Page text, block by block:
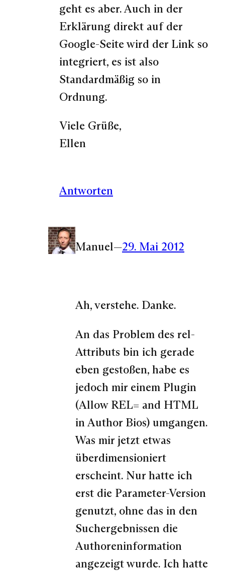
geht es aber. Auch in der
Erklärung direkt auf der
Google-Seite wird der Link so
integriert, es ist also
Standardmäßig so in
Ordnung.
Viele Grüße,
Ellen
Antworten
Manuel—29. Mai 2012
Ah, verstehe. Danke.
An das Problem des rel-
Attributs bin ich gerade
eben gestoßen, habe es
jedoch mir einem Plugin
(Allow REL= and HTML
in Author Bios) umgangen.
Was mir jetzt etwas
überdimensioniert
erscheint. Nur hatte ich
erst die Parameter-Version
genutzt, ohne das in den
Suchergebnissen die
Authoreninformation
angezeigt wurde. Ich hatte